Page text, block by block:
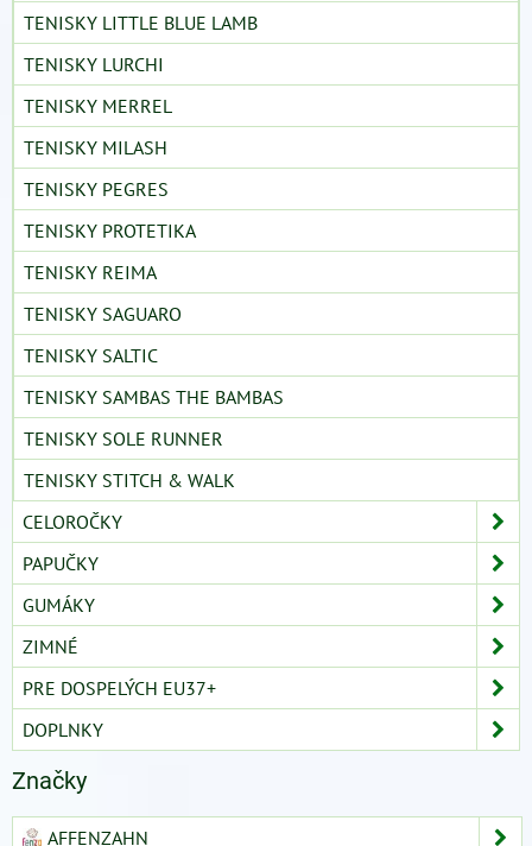
TENISKY LITTLE BLUE LAMB
TENISKY LURCHI
TENISKY MERREL
TENISKY MILASH
TENISKY PEGRES
TENISKY PROTETIKA
TENISKY REIMA
TENISKY SAGUARO
TENISKY SALTIC
TENISKY SAMBAS THE BAMBAS
TENISKY SOLE RUNNER
TENISKY STITCH & WALK
CELOROČKY
PAPUČKY
GUMÁKY
ZIMNÉ
PRE DOSPELÝCH EU37+
DOPLNKY
Značky
AFFENZAHN